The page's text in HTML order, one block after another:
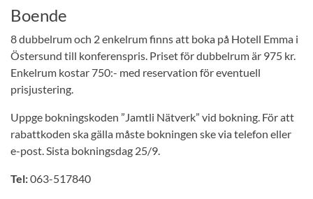
Boende
8 dubbelrum och 2 enkelrum finns att boka på Hotell Emma i
Östersund till konferenspris. Priset för dubbelrum är 975 kr.
Enkelrum kostar 750:- med reservation för eventuell
prisjustering.
Uppge bokningskoden ”Jamtli Nätverk” vid bokning. För att
rabattkoden ska gälla måste bokningen ske via telefon eller
e-post. Sista bokningsdag 25/9.
Tel:063-517840